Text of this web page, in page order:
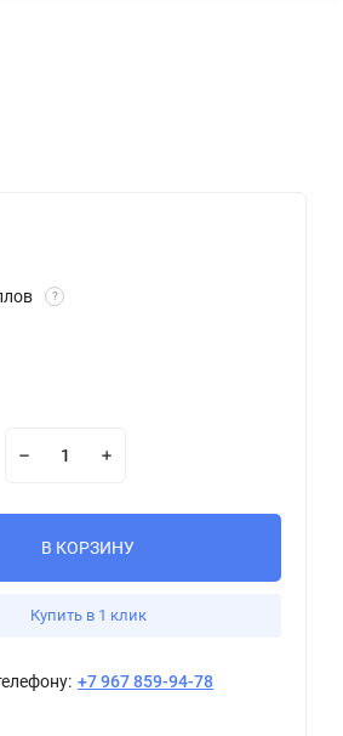
?
В КОРЗИНУ
Купить в 1 клик
+7 967 859-94-78